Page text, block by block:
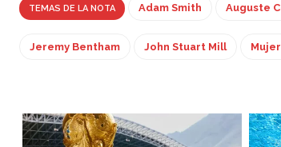
TEMAS DE LA NOTA Adam Smith Auguste
Jeremy Bentham John Stuart Mill